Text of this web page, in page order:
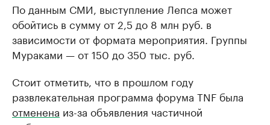
По данным СМИ, выступление Лепса может
обойтись в сумму от 2,5 до 8 млн руб. в
зависимости от формата мероприятия. Группы
Мураками — от 150 до 350 тыс. руб.
Стоит отметить, что в прошлом году
развлекательная программа форума TNF была
отменена из-за объявления частичной